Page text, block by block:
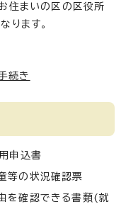
住まいの区の区役所
ります。
続き
申込書
等の状況確認票
を確認できる書類(就